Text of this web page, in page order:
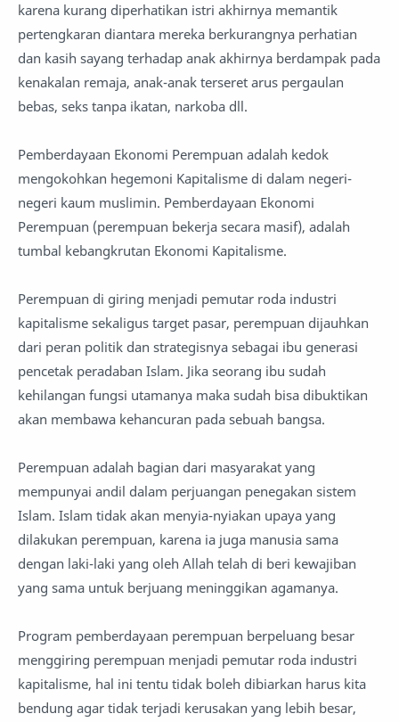
karena kurang diperhatikan istri akhirnya memantik
pertengkaran diantara mereka berkurangnya perhatian
dan kasih sayang terhadap anak akhirnya berdampak pada
kenakalan remaja, anak-anak terseret arus pergaulan
bebas, seks tanpa ikatan, narkoba dll.
Pemberdayaan Ekonomi Perempuan adalah kedok
mengokohkan hegemoni Kapitalisme di dalam negeri-
negeri kaum muslimin. Pemberdayaan Ekonomi
Perempuan (perempuan bekerja secara masif), adalah
tumbal kebangkrutan Ekonomi Kapitalisme.
Perempuan di giring menjadi pemutar roda industri
kapitalisme sekaligus target pasar, perempuan dijauhkan
dari peran politik dan strategisnya sebagai ibu generasi
pencetak peradaban Islam. Jika seorang ibu sudah
kehilangan fungsi utamanya maka sudah bisa dibuktikan
akan membawa kehancuran pada sebuah bangsa.
Perempuan adalah bagian dari masyarakat yang
mempunyai andil dalam perjuangan penegakan sistem
Islam. Islam tidak akan menyia-nyiakan upaya yang
dilakukan perempuan, karena ia juga manusia sama
dengan laki-laki yang oleh Allah telah di beri kewajiban
yang sama untuk berjuang meninggikan agamanya.
Program pemberdayaan perempuan berpeluang besar
menggiring perempuan menjadi pemutar roda industri
kapitalisme, hal ini tentu tidak boleh dibiarkan harus kita
bendung agar tidak terjadi kerusakan yang lebih besar,